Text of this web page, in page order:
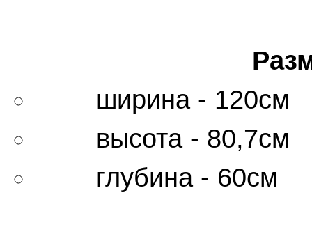
ширина - 120см
высота - 80,7см
глубина - 60см